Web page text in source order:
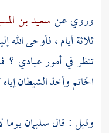
وروي عنسعيد بن
ثلاثة أيام ، فأوحى
تنظر في أمور عبادي
الخاتم وأخذ الشيطان
وقيل : قالسليمانيوما